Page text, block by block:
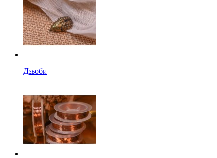
Дзьоби